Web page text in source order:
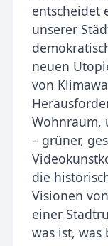
entscheidet
unserer
neuen
von
Wohnraum,
– grüner,
die
Visionen
einer
was ist,